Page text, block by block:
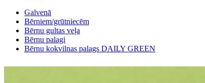
Galvenā
Bērniem/grūtniecēm
Bērnu gultas veļa
Bērnu palagi
Bērnu kokvilnas palags DAILY GREEN